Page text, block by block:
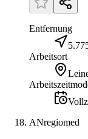
Entfernung
Arbeitsort
ANregiomed